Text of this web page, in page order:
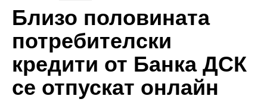
Близо половината
потребителски
кредити от Банка ДСК
се отпускат онлайн